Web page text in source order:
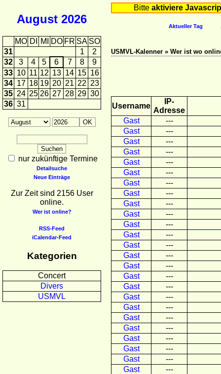
August 2026
MO DI MI DO FR SA SO
31
1
2
32
3 4 5 6 7 8
9
33 10 11 12 13 14 15 16
34 17 18 19 20 21 22 23
35 24 25 26 27 28 29 30
36 31
nur zukünftige Termine
Detailsuche
Neue Einträge
Zur Zeit sind 2156 User
online.
Wer ist online?
RSS-Feed
iCalendar-Feed
Kategorien
Concert
Divers
USMVL
Bitte aktiviere
Aktueller Tag
USMVL-Kalenner » Wer ist wo
Username
IP-
Adresse
Gast
---
Gast
---
Gast
---
Gast
---
Gast
---
Gast
---
Gast
---
Gast
---
Gast
---
Gast
---
Gast
---
Gast
---
Gast
---
Gast
---
Gast
---
Gast
---
Gast
---
Gast
---
Gast
---
Gast
---
Gast
---
Gast
---
Gast
---
Gast
---
Gast
---